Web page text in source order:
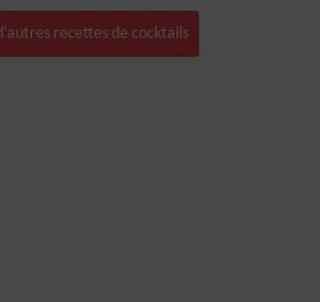
recettes de cocktails